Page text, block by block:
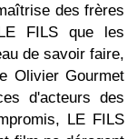
des frères
FILS que les
de savoir faire,
Olivier Gourmet
d'acteurs des
LE FILS